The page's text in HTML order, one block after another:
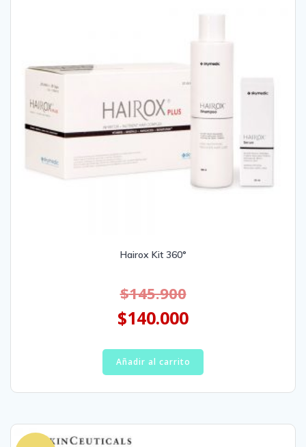
Hairox Kit 360°
$145.900
$140.000
Añadir al carrito